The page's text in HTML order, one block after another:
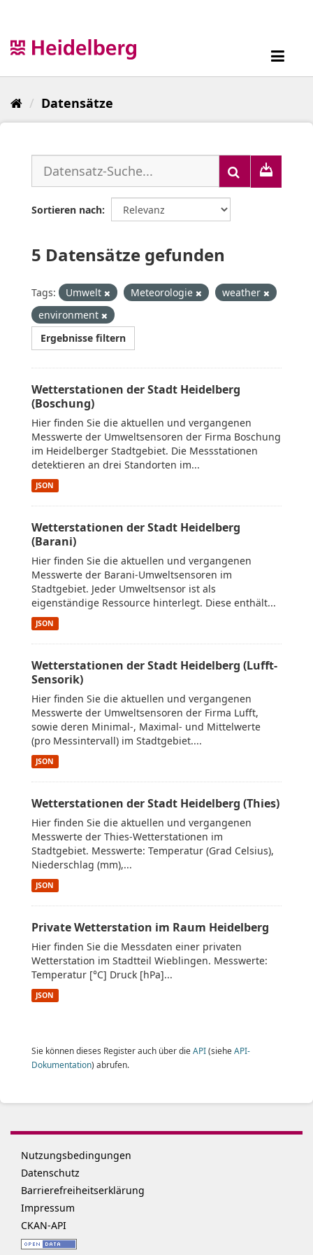
Datensätze
Sortieren nach
5 Datensätze gefunden
Tags: Umwelt Meteorologie
weather
environment
Ergebnisse filtern
Wetterstationen der Stadt Heidelberg
(Boschung)
Hier finden Sie die aktuellen und vergangenen
Messwerte der Umweltsensoren der Firma Boschung
im Heidelberger Stadtgebiet. Die Messstationen
detektieren an drei Standorten im...
JSON
Wetterstationen der Stadt Heidelberg
(Barani)
Hier finden Sie die aktuellen und vergangenen
Messwerte der Barani-Umweltsensoren im
Stadtgebiet. Jeder Umweltsensor ist als
eigenständige Ressource hinterlegt. Diese enthält...
JSON
Wetterstationen der Stadt Heidelberg (Lufft-
Sensorik)
Hier finden Sie die aktuellen und vergangenen
Messwerte der Umweltsensoren der Firma Lufft,
sowie deren Minimal-, Maximal- und Mittelwerte
(pro Messintervall) im Stadtgebiet....
JSON
Wetterstationen der Stadt Heidelberg (Thies)
Hier finden Sie die aktuellen und vergangenen
Messwerte der Thies-Wetterstationen im
Stadtgebiet. Messwerte: Temperatur (Grad Celsius),
Niederschlag (mm),...
JSON
Private Wetterstation im Raum Heidelberg
Hier finden Sie die Messdaten einer privaten
Wetterstation im Stadtteil Wieblingen. Messwerte:
Temperatur [°C] Druck [hPa]...
JSON
Sie können dieses Register auch über die API(siehe API-
Dokumentation) abrufen.
Nutzungsbedingungen
Datenschutz
Barrierefreiheitserklärung
Impressum
CKAN-API